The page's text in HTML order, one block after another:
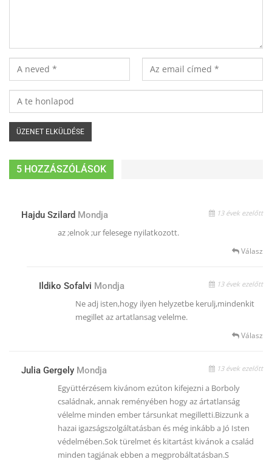
5 HOZZÁSZÓLÁSOK
Hajdu Szilard Mondja 13 évek ezelőtt
az ;elnok ;ur felesege nyilatkozott.
Válasz
Ildiko Sofalvi Mondja 13 évek ezelőtt
Ne adj isten,hogy ilyen helyzetbe kerulj,mindenkit
megillet az artatlansag velelme.
Válasz
Julia Gergely Mondja 13 évek ezelőtt
Együttérzésem kivánom ezúton kifejezni a Borboly
családnak, annak reményében hogy az ártatlanság
vélelme minden ember társunkat megilletti.Bizzunk a
hazai igazságszolgáltatásban és még inkább a Jó Isten
védelmében.Sok türelmet és kitartást kivánok a család
minden tagjának ebben a megprobáltatásban.S